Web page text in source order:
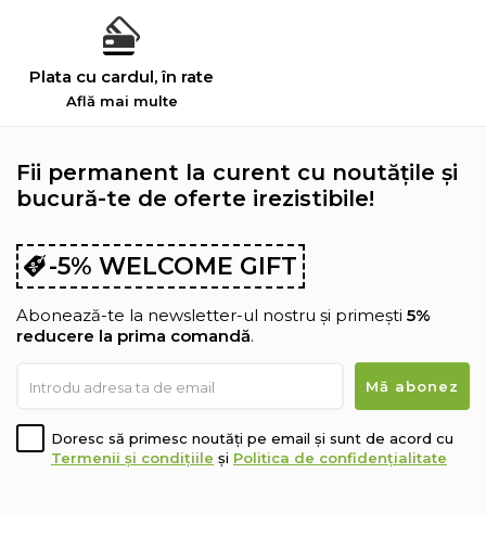
Plata cu cardul, în rate
Află mai multe
Fii permanent la curent cu noutățile și
bucură-te de oferte irezistibile!
-5% WELCOME GIFT
Abonează-te la newsletter-ul nostru și primești 5%
reducere la prima comandă.
Doresc să primesc noutăți pe email și sunt de acord cu
Termenii și condițiile și Politica de confidențialitate